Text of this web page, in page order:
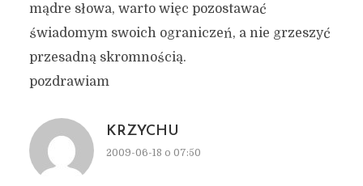
mądre słowa, warto więc pozostawać
świadomym swoich ograniczeń, a nie grzeszyć
przesadną skromnością.
pozdrawiam
KRZYCHU
2009-06-18 o 07:50